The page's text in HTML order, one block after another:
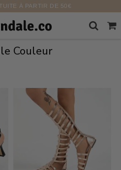
À PARTIR DE 50€
Couleur